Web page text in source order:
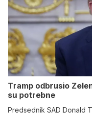
Tramp odbrusio
su potrebne
Predsednik SAD Donald